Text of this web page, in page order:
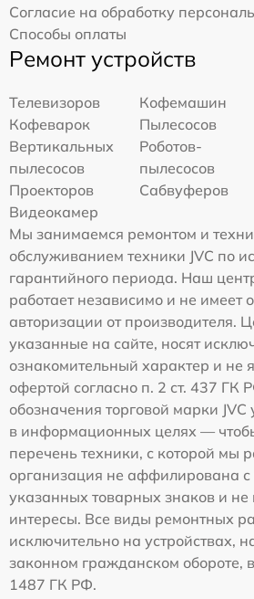
Согласие на обработку
Способы оплаты
Ремонт устройств
Телевизоров
Кофемашин
Кофеварок
Пылесосов
Вертикальных
пылесосов
Роботов-
пылесосов
Проекторов
Сабвуферов
Видеокамер
Мы занимаемся ремонтом и
обслуживанием техники JVC по
гарантийного периода. Наш
работает независимо и не имеет
авторизации от производителя.
указанные на сайте, носят
ознакомительный характер и не
офертой согласно п. 2 ст. 437 ГК
обозначения торговой марки
в информационных целях —
перечень техники, с которой мы
организация не аффилирована
указанных товарных знаков и не
интересы. Все виды ремонтных
исключительно на устройствах,
законном гражданском обороте, в
1487 ГК РФ.